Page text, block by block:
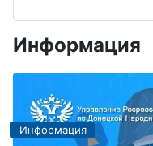
Информация
Информация